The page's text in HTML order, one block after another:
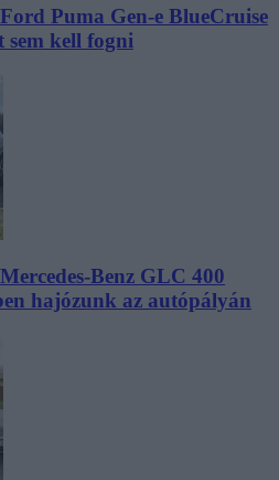
Puma Gen-e BlueCruise
kell fogni
Benz GLC 400
hajózunk az autópályán